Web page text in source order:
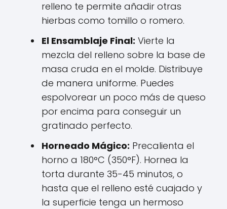
relleno te permite añadir otras
hierbas como tomillo o romero.
El Ensamblaje Final: Vierte la
mezcla del relleno sobre la base de
masa cruda en el molde. Distribuye
de manera uniforme. Puedes
espolvorear un poco más de queso
por encima para conseguir un
gratinado perfecto.
Horneado Mágico: Precalienta el
horno a 180°C (350°F). Hornea la
torta durante 35-45 minutos, o
hasta que el relleno esté cuajado y
la superficie tenga un hermoso